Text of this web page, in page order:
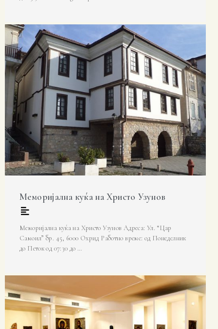
Меморијална куќа на Христо Узунов
Меморијална куќа на Христо Узунов Адреса: Ул. “Цар
Самоил” бр. 45, 6000 Охрид Работно време: од Понеделник
до Петок од 07:30 до …